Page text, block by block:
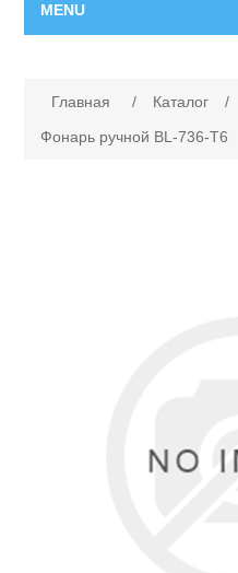
MENU
Каталог
Главная / Каталог /
Фонарь ручной BL-736-T6